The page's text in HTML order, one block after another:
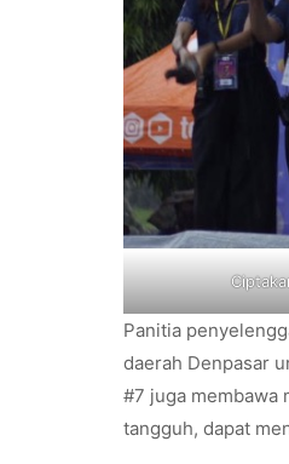
Panitia
daerah Denpasar
#7 juga membawa
tangguh, dapat